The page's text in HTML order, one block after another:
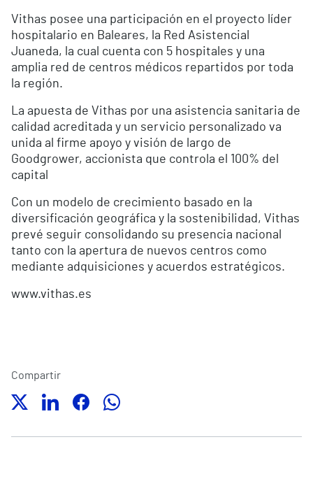
Vithas posee una participación en el proyecto líder
hospitalario en Baleares, la Red Asistencial
Juaneda, la cual cuenta con 5 hospitales y una
amplia red de centros médicos repartidos por toda
la región.
La apuesta de Vithas por una asistencia sanitaria de
calidad acreditada y un servicio personalizado va
unida al firme apoyo y visión de largo de
Goodgrower, accionista que controla el 100% del
capital
Con un modelo de crecimiento basado en la
diversificación geográfica y la sostenibilidad, Vithas
prevé seguir consolidando su presencia nacional
tanto con la apertura de nuevos centros como
mediante adquisiciones y acuerdos estratégicos.
www.vithas.es
Compartir